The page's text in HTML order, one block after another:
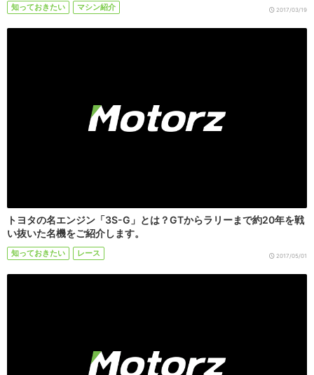
知っておきたい マシン紹介 2017/03/19
トヨタの名エンジン「3S-G」とは？GTからラリーまで約20年を戦
い抜いた名機をご紹介します。
知っておきたい レース 2017/05/01